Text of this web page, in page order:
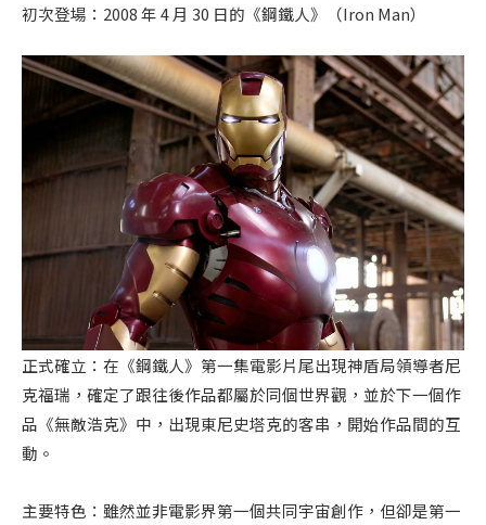
初次登場：2008 年 4 月 30 日的《鋼鐵人》（Iron Man）
正式確立：在《鋼鐵人》第一集電影片尾出現神盾局領導者尼
克福瑞，確定了跟往後作品都屬於同個世界觀，並於下一個作
品《無敵浩克》中，出現東尼史塔克的客串，開始作品間的互
動。
主要特色：雖然並非電影界第一個共同宇宙創作，但卻是第一